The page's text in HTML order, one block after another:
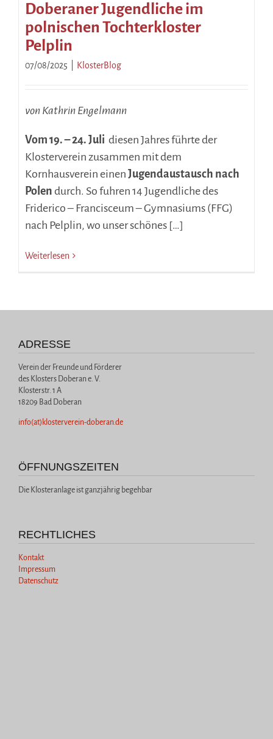
Doberaner Jugendliche im
polnischen Tochterkloster
Pelplin
07/08/2025 KlosterBlog
von Kathrin Engelmann
Vom 19. – 24. Juli diesen Jahres führte der
Klosterverein zusammen mit dem
Kornhausverein einen Jugendaustausch nach
Polen durch. So fuhren 14 Jugendliche des
Friderico – Francisceum – Gymnasiums (FFG)
nach Pelplin, wo unser schönes […]
Weiterlesen
ADRESSE
Verein der Freunde und Förderer
des Klosters Doberan e. V.
Klosterstr. 1 A
18209 Bad Doberan
info(at)klosterverein-doberan.de
ÖFFNUNGSZEITEN
Die Klosteranlage ist ganzjährig begehbar
RECHTLICHES
Kontakt
Impressum
Datenschutz